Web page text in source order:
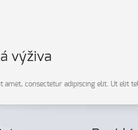
výživa
amet, consectetur adipiscing elit. Ut elit